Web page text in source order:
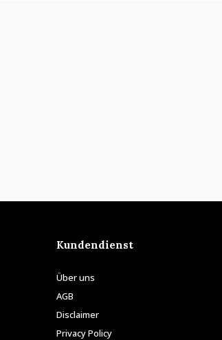
Kundendienst
Über uns
AGB
Disclaimer
Privacy Policy